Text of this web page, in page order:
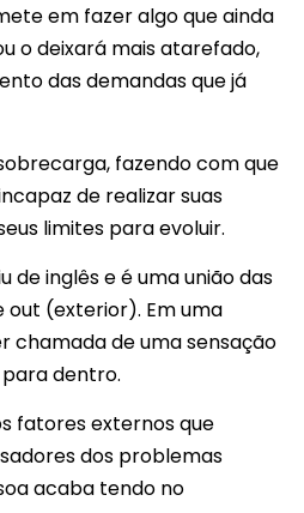
em fazer algo que ainda
o deixará mais atarefado,
das demandas que já
fazendo com que
de realizar suas
limites para evoluir.
de inglês e é uma união das
(exterior). Em uma
chamada de uma sensação
dentro.
fatores externos que
dos problemas
acaba tendo no